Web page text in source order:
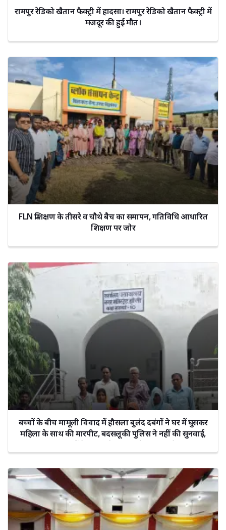
रामपुर रेडिको खैतान फैक्ट्री में हादसा। रामपुर रेडिको खैतान फैक्ट्री में
मजदूर की हुई मौत।
FLN प्रशिक्षण के तीसरे व चौथे बैच का समापन, गतिविधि आधारित
शिक्षण पर जोर
बच्चों के बीच मामूली विवाद में हौसला बुलंद दबंगों ने घर में घुसकर
महिला के साथ की मारपीट, बदसलूकी पुलिस ने नहीं की सुनवाई,
उच्चाधिकारियों के न मिलने पर लगाई मुख्यमंत्री से गुहार